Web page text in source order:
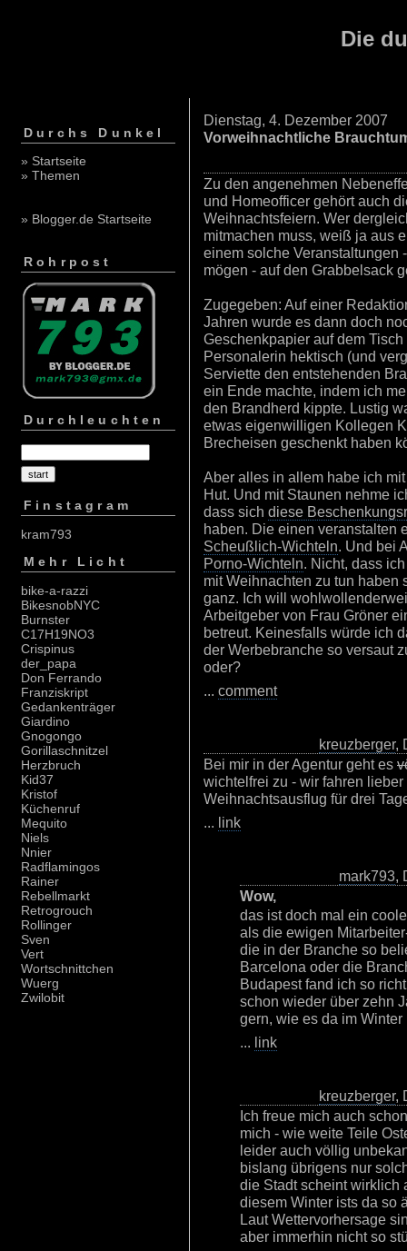
Die
Durchs Dunkel
» Startseite
» Themen
» Blogger.de Startseite
Rohrpost
Durchleuchten
Finstagram
kram793
Mehr Licht
bike-a-razzi
BikesnobNYC
Burnster
C17H19NO3
Crispinus
der_papa
Don Ferrando
Franziskript
Gedankenträger
Giardino
Gnogongo
Gorillaschnitzel
Herzbruch
Kid37
Kristof
Küchenruf
Mequito
Niels
Nnier
Radflamingos
Rainer
Rebellmarkt
Retrogrouch
Rollinger
Sven
Vert
Wortschnittchen
Wuerg
Zwilobit
Dienstag, 4. Dezember 2007
Vorweihnachtliche
Zu den angenehmen
und Homeofficer gehört auch
Weihnachtsfeiern. Wer
mitmachen muss, weiß ja aus
einem solche Veranstaltungen
mögen - auf den Grabbelsack
Zugegeben: Auf einer
Jahren wurde es dann doch
Geschenkpapier auf dem
Personalerin hektisch (und
Serviette den entstehenden
ein Ende machte, indem ich
den Brandherd kippte. Lustig
etwas eigenwilligen Kollegen
Brecheisen geschenkt haben
Aber alles in allem habe ich
Hut. Und mit Staunen nehme
dass sich diese
haben. Die einen veranstalten
Scheußlich-Wichteln. Und bei
Porno-Wichteln. Nicht, dass
mit Weihnachten zu tun
ganz. Ich will
Arbeitgeber von Frau Gröner
betreut. Keinesfalls würde ich
der Werbebranche so versaut
oder?
... comment
kreuzberger,
Bei mir in der Agentur geht es
wichtelfrei zu - wir fahren
Weihnachtsausflug für drei
... link
mark793,
Wow,
das ist doch mal ein
als die ewigen
die in der Branche so
Barcelona oder die
Budapest fand ich so
schon wieder über zehn
gern, wie es da im Winter
... link
kreuzberger,
Ich freue mich auch
mich - wie weite Teile
leider auch völlig
bislang übrigens nur
die Stadt scheint wirklich
diesem Winter ists da so
Laut Wettervorhersage
aber immerhin nicht so